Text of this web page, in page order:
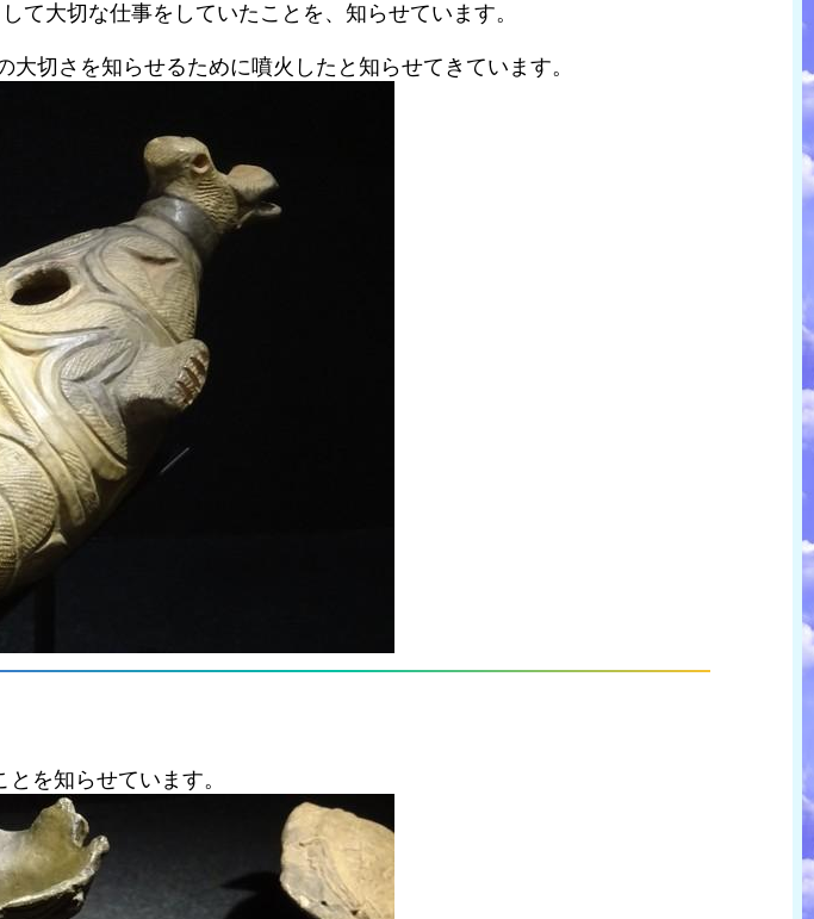
て大切な仕事をしていたことを、知らせています。
切さを知らせるために噴火したと知らせてきています。
を知らせています。